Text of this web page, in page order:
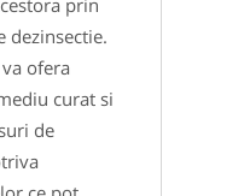
prin
dezinsectie.
ofera
curat si
de